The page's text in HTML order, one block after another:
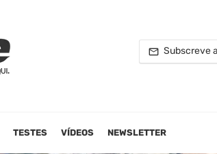
Subscreve
TESTES VÍDEOS NEWSLETTER